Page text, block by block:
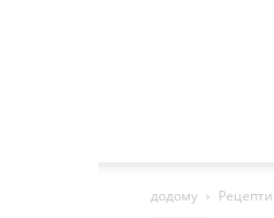
додому Рецепти